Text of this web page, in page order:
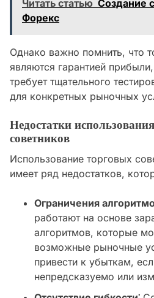
Читать статью Создание
Форекс
Однако важно помнить, что
являются гарантией
требует тщательного
для конкретных рыночных
Недостатки
советников
Использование торговых
имеет ряд недостатков,
Ограничения
работают на основе
алгоритмов, которые
возможные рыночные
привести к убыткам,
непредсказуемо или